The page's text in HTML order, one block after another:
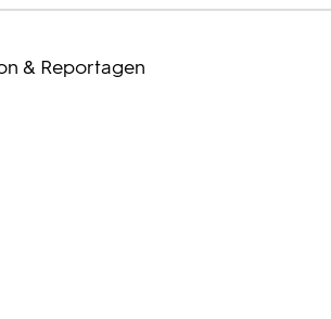
& Reportagen